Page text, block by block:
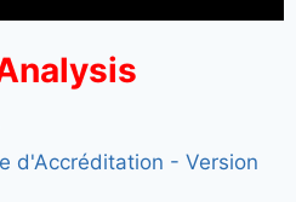
d'Accréditation - Version